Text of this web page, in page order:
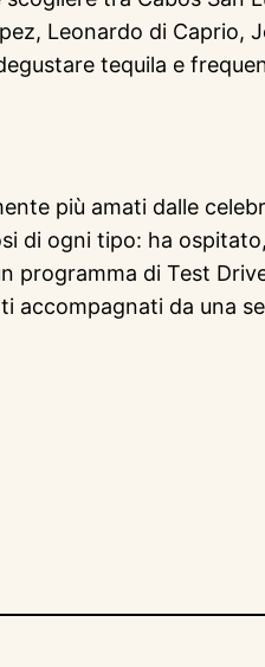
Leonardo di Caprio,
tequila e
più amati dalle
di ogni tipo: ha
programma di Test
accompagnati da una